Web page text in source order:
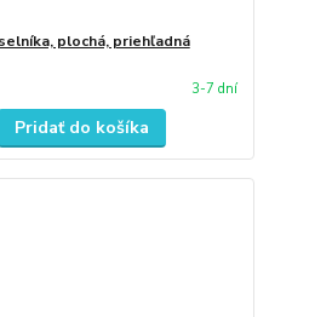
plochá, priehľadná
3-7 dní
Pridať do košíka